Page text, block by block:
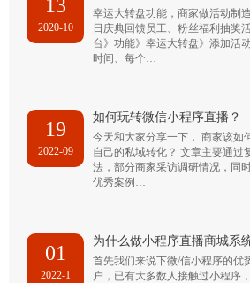
13
2020-10
幸运大转盘功能，商家做活动制
日庆典回馈员工、粉丝福利抽奖
台》功能》幸运大转盘》添加活
时间、每个…
19
2022-09
如何玩转微信小程序直播？
今天和大家分享一下， 商家该如
自己的私域转化？ 文章主要通过
法，部分商家采访调研情况，同
优秀案例…
01
2022-1
为什么做小程序直播商城系
首先我们来说下微/信小程序的优
户，已有大多数人接触过小程序